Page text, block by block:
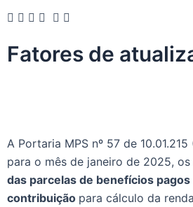
Fatores de
A Portaria MPS nº 57 de
para o mês de janeiro de 2025, os
das parcelas de benefícios
contribuição para cálculo da